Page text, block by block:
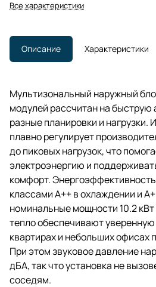
Все характеристики
Описание Характеристики
Мультизональный наружный
модулей рассчитан на
разные планировки и нагрузки.
плавно регулирует
до пиковых нагрузок, что
электроэнергию и
комфорт.
классами A++ в охлаждении и
номинальные мощности 10.2 кВт
тепло обеспечивают
квартирах и небольших офисах
При этом звуковое давление
дБА, так что установка не
соседям.